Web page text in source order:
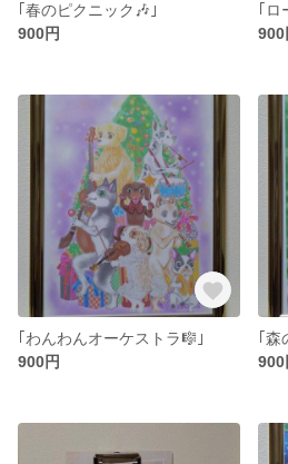
｢春のピクニック🎶｣
900円
｢
900
｢わんわんオーケストラ🎼｣
900円
｢
900